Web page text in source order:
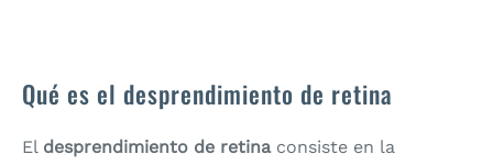
Qué es el desprendimiento de retina
El desprendimiento de retinaconsiste en la